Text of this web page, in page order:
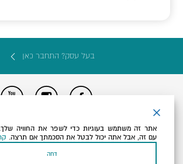
בעל עסק? התחבר כאן
הצהרת נגישות תקנון, תנאי שימוש ומדיניות פרטיות
Powered by
כל הזכויות שמורות לארץ ים המלח ©
אתר זה משתמש בעוגיות כדי לשפר את החוויה
עם זה, אבל אתה יכול לבטל את הסכמתך אם תרצה.
דחה